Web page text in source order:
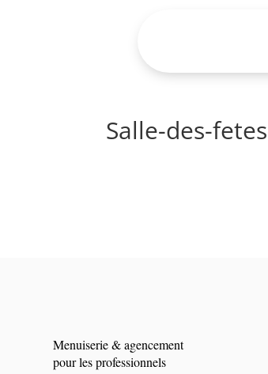
Salle-des-
Menuiserie & agencement
pour les professionnels